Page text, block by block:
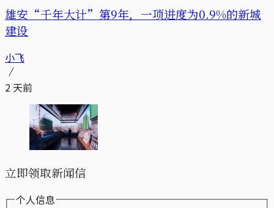
雄安“千年大计”第9年，一项进度为0.9%的新城
建设
小飞
2 天前
立即领取新闻信
个人信息